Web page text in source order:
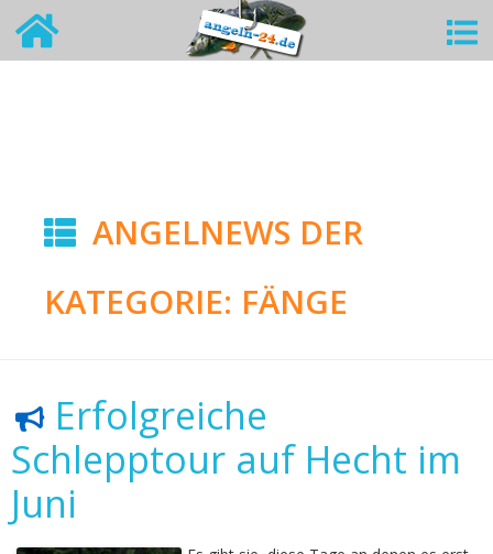
ANGELNEWS DER
KATEGORIE: FÄNGE
Erfolgreiche
Schlepptour auf Hecht im
Juni